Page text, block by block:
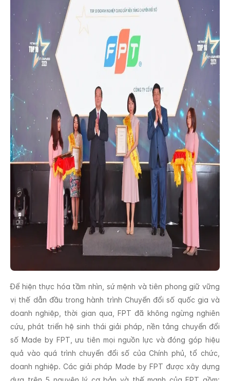
Để hiện thực hóa tầm nhìn, sứ mệnh và tiên phong giữ vững
vị thế dẫn đầu trong hành trình Chuyển đổi số quốc gia và
doanh nghiệp, thời gian qua, FPT đã không ngừng nghiên
cứu, phát triển hệ sinh thái giải pháp, nền tảng chuyển đổi
số Made by FPT, ưu tiên mọi nguồn lực và đóng góp hiệu
quả vào quá trình chuyển đổi số của Chính phủ, tổ chức,
doanh nghiệp. Các giải pháp Made by FPT được xây dựng